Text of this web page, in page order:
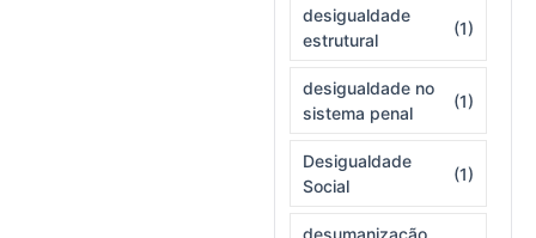
desigualdade
estrutural
(1)
desigualdade no
sistema penal
(1)
Desigualdade
Social
(1)